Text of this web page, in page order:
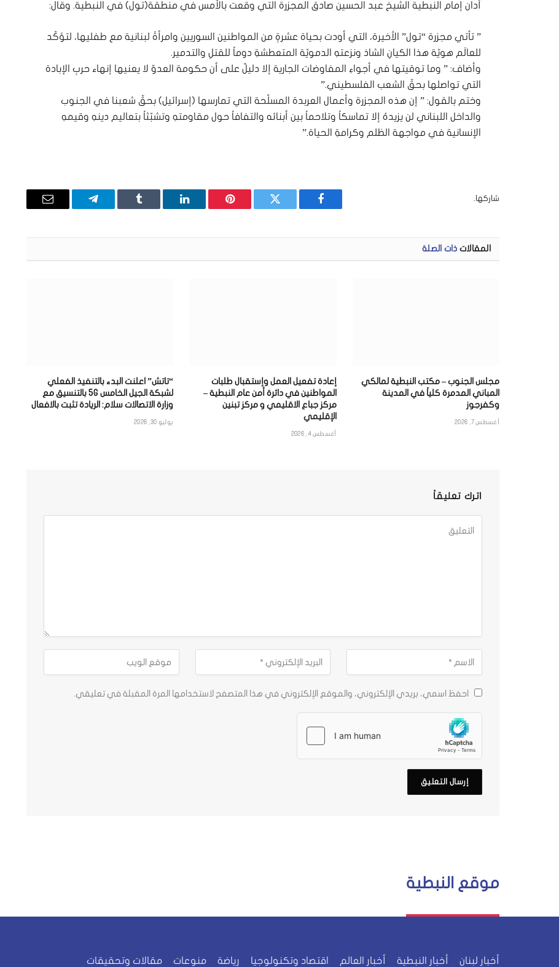
أدان إمام النبطية الشيخ عبد الحسين صادق المجزرة التي وقعت بالأمس في منطقة(تول) في النبطية. وقال:
” تأتي مجزرة “تول” الأخيرة، التي أودت بحياة عشرةٍ من المواطنين السوريين وامرأةً لبنانية مع طفليها، لتؤكّد
للعالَم هويّة هذا الكيانِ الشاذ ونزعتهِ الدمويّة المتعطشةِ دوماً للقتلِ والتدمير.
وأضاف: ” وما توقيتها في أجواءِ المفاوضات الجارية إلا دليلٌ على أن حكومة العدوّ لا يعنيها إنهاء حربِ الإبادة
التي تواصلها بحقّ الشعب الفلسطيني.”
وختم بالقول: ” إن هذه المجزرة وأعمال العربدة المسلّحة التي تمارسها (إسرائيل) بحقّ شعبنا في الجنوب
والداخل اللبناني لن يزيدهُ إلا تماسكاً وتلاحماً بين أبنائه والتفافاً حول مقاومتهِ وتشبّثاً بتعاليم دينهِ وقيمهِ
الإنسانية في مواجهة الظلم وكرامةِ الحياة.”
شاركها.
فيسبوك تويتر بينتيريستلينكدإن Tumblr تيلقرام
البريد
المقالات ذات الصلة
مجلس الجنوب – مكتب النبطية لمالكي
المباني المدمرة كلياً في المدينة
وكفرجوز
أغسطس 7, 2026
إعادة تفعيل العمل وإستقبال طلبات
المواطنين في دائرة أمن عام النبطية –
مركز جباع الاقليمي و مركز تبنين
الإقليمي
أغسطس 4, 2026
“تاتش” اعلنت البدء بالتنفيذ الفعلي
لشبكة الجيل الخامس 5G بالتنسيق مع
وزارة الاتصالات سلام: الريادة تثبت بالافعال
يوليو 30, 2026
اترك تعليقاً
احفظ اسمي، بريدي الإلكتروني، والموقع الإلكتروني في هذا المتصفح لاستخدامها المرة المقبلة في تعليقي.
موقع النبطية
أخبار لبنان أخبار النبطية أخبار العالم اقتصاد وتكنولوجيا رياضة منوعات مقالات وتحقيقات